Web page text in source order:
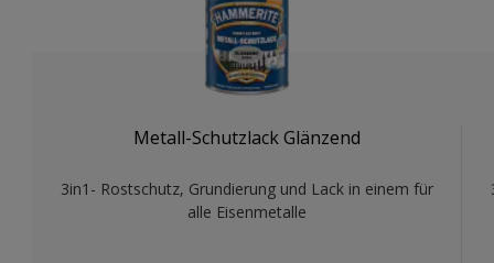
Metall-Schutzlack Glänzend
3in1- Rostschutz, Grundierung und Lack in einem für
alle Eisenmetalle